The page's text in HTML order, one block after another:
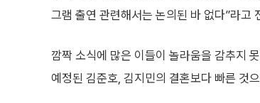
그램 출연 관련해서는 논의된 바 없다”라고
깜짝 소식에 많은 이들이 놀라움을 감추지
예정된 김준호, 김지민의 결혼보다 빠른 것